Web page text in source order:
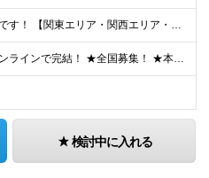
★全国募集です！ 【関東エリア・関西エリア・東海エリア】 ■月給22万円～30万円＋各種手当 ※上記には、固定残業代が含まれます └関東エリア：月9時間分（月1万3808円～） └関西エリア：月15
★研修はオンラインで完結！ ★全国募集！ ★本配属後はリモート可能な案件もあり！ 下記いずれかでの勤務になります ◎本社 ◎各事業所 ◎全国の各プロジェクト先 【東京本社】 東京都台東区上野7丁目
検討中に入れる